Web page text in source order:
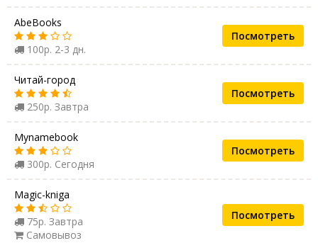
AbeBooks
100р. 2-3 дн.
Посмотреть
Читай-город
250р. Завтра
Посмотреть
Mynamebook
300р. Сегодня
Посмотреть
Magic-kniga
75р. Завтра
Самовывоз
Посмотреть